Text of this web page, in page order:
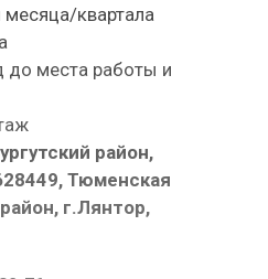
квартала
до места работы и
район,
Тюменская
г.Лянтор,